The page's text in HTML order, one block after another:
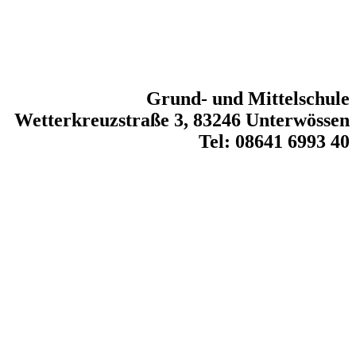
Grund- und Mittelschule
Wetterkreuzstraße 3, 83246 Unterwössen
Tel: 08641 6993 40